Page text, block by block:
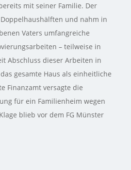
mit seiner Familie. Der
und nahm in
Vaters umfangreiche
– teilweise in
Abschluss dieser Arbeiten in
gesamte Haus als einheitliche
Finanzamt versagte die
für ein Familienheim wegen
blieb vor dem FG Münster